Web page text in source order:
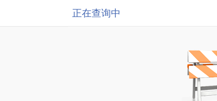
正在查询中